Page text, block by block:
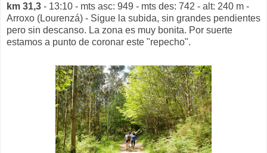
km 31,3 - 13:10 - mts asc: 949 - mts des: 742 - alt: 240 m -
Arroxo (Lourenzá) - Sigue la subida, sin grandes pendientes
pero sin descanso. La zona es muy bonita. Por suerte
estamos a punto de coronar este "repecho".